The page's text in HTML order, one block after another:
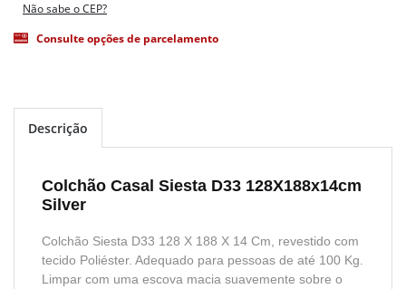
Não sabe o CEP?
Consulte opções de parcelamento
Descrição
Colchão Casal Siesta D33 128X188x14cm
Silver
Colchão Siesta D33 128 X 188 X 14 Cm, revestido com
tecido Poliéster. Adequado para pessoas de até 100 Kg.
Limpar com uma escova macia suavemente sobre o